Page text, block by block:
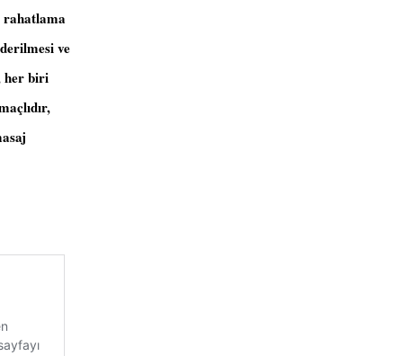
rahatlama
ve
her biri